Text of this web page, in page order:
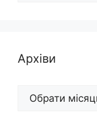
Архіви
Архіви